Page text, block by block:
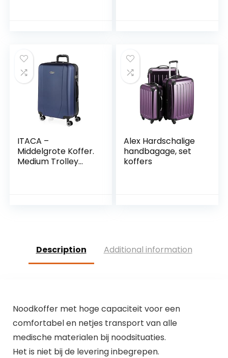
Trolley, 55CM, 36L,
Grijs
ITACA –
Middelgrote Koffer.
Medium Trolley
Alex Hardschalige
handbagage, set
koffers
Description Additional information
Noodkoffer met hoge capaciteit voor een
comfortabel en netjes transport van alle
medische materialen bij noodsituaties.
Het is niet bij de levering inbegrepen.